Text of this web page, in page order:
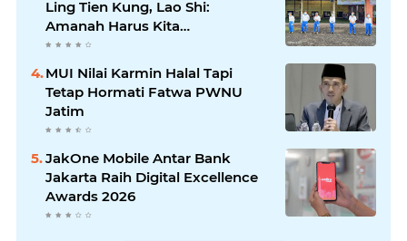
Ling Tien Kung, Lao Shi:
Amanah Harus Kita
Laksanakan!
MUI Nilai Karmin Halal Tapi
Tetap Hormati Fatwa PWNU
Jatim
JakOne Mobile Antar Bank
Jakarta Raih Digital Excellence
Awards 2026